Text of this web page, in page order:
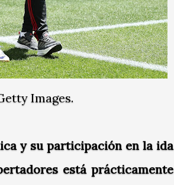
Images.
y su participación en la ida
está prácticamente